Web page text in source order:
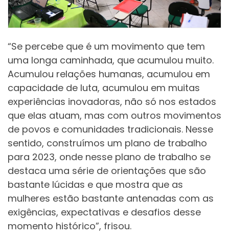
“Se percebe que é um movimento que tem
uma longa caminhada, que acumulou muito.
Acumulou relações humanas, acumulou em
capacidade de luta, acumulou em muitas
experiências inovadoras, não só nos estados
que elas atuam, mas com outros movimentos
de povos e comunidades tradicionais. Nesse
sentido, construímos um plano de trabalho
para 2023, onde nesse plano de trabalho se
destaca uma série de orientações que são
bastante lúcidas e que mostra que as
mulheres estão bastante antenadas com as
exigências, expectativas e desafios desse
momento histórico”, frisou.